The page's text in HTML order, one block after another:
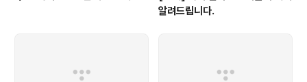
알려드립니다.